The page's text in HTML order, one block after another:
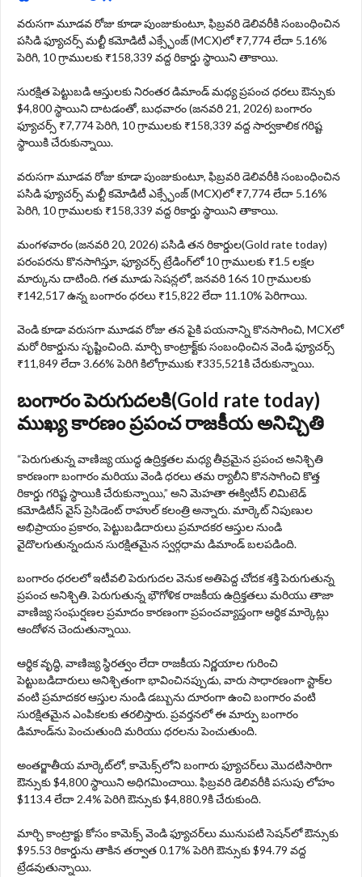
వరుసగా మూడవ రోజు కూడా పుంజుకుంటూ, ఫిబ్రవరి డెలివరీకి సంబంధించిన
పసిడి ఫ్యూచర్స్ మల్టీ కమోడిటీ ఎక్స్ఛేంజ్ (MCX)లో ₹7,774 లేదా 5.16%
పెరిగి, 10 గ్రాములకు ₹158,339 వద్ద రికార్డు స్థాయిని తాకాయి.
సురక్షిత పెట్టుబడి ఆస్తులకు నిరంతర డిమాండ్ మధ్య ప్రపంచ ధరలు ఔన్సుకు
$4,800 స్థాయిని దాటడంతో, బుధవారం (జనవరి 21, 2026) బంగారం
ఫ్యూచర్స్ ₹7,774 పెరిగి, 10 గ్రాములకు ₹158,339 వద్ద సార్వకాలిక గరిష్ట
స్థాయికి చేరుకున్నాయి.
వరుసగా మూడవ రోజు కూడా పుంజుకుంటూ, ఫిబ్రవరి డెలివరీకి సంబంధించిన
పసిడి ఫ్యూచర్స్ మల్టీ కమోడిటీ ఎక్స్ఛేంజ్ (MCX)లో ₹7,774 లేదా 5.16%
పెరిగి, 10 గ్రాములకు ₹158,339 వద్ద రికార్డు స్థాయిని తాకాయి.
మంగళవారం (జనవరి 20, 2026) పసిడి తన రికార్డుల(Gold rate today)
పరంపరను కొనసాగిస్తూ, ఫ్యూచర్స్ ట్రేడింగ్‌లో 10 గ్రాములకు ₹1.5 లక్షల
మార్కును దాటింది. గత మూడు సెషన్లలో, జనవరి 16న 10 గ్రాములకు
₹142,517 ఉన్న బంగారం ధరలు ₹15,822 లేదా 11.10% పెరిగాయి.
వెండి కూడా వరుసగా మూడవ రోజు తన పైకి పయనాన్ని కొనసాగించి, MCXలో
మరో రికార్డును సృష్టించింది. మార్చి కాంట్రాక్ట్‌కు సంబంధించిన వెండి ఫ్యూచర్స్
₹11,849 లేదా 3.66% పెరిగి కిలోగ్రాముకు ₹335,521కి చేరుకున్నాయి.
బంగారం పెరుగుదలకి(Gold rate today)
ముఖ్య కారణం ప్రపంచ రాజకీయ అనిచ్చితి
“పెరుగుతున్న వాణిజ్య యుద్ధ ఉద్రిక్తతల మధ్య తీవ్రమైన ప్రపంచ అనిశ్చితి
కారణంగా బంగారం మరియు వెండి ధరలు తమ ర్యాలీని కొనసాగించి కొత్త
రికార్డు గరిష్ట స్థాయికి చేరుకున్నాయి,” అని మెహతా ఈక్విటీస్ లిమిటెడ్
కమోడిటీస్ వైస్ ప్రెసిడెంట్ రాహుల్ కలంత్రి అన్నారు. మార్కెట్ నిపుణుల
అభిప్రాయం ప్రకారం, పెట్టుబడిదారులు ప్రమాదకర ఆస్తుల నుండి
వైదొలగుతున్నందున సురక్షితమైన స్వర్గధామ డిమాండ్ బలపడింది.
బంగారం ధరలలో ఇటీవలి పెరుగుదల వెనుక అతిపెద్ద చోదక శక్తి పెరుగుతున్న
ప్రపంచ అనిశ్చితి. పెరుగుతున్న భౌగోళిక రాజకీయ ఉద్రిక్తతలు మరియు తాజా
వాణిజ్య సంఘర్షణల ప్రమాదం కారణంగా ప్రపంచవ్యాప్తంగా ఆర్థిక మార్కెట్లు
ఆందోళన చెందుతున్నాయి.
ఆర్థిక వృద్ధి, వాణిజ్య స్థిరత్వం లేదా రాజకీయ నిర్ణయాల గురించి
పెట్టుబడిదారులు అనిశ్చితంగా భావించినప్పుడు, వారు సాధారణంగా స్టాక్‌ల
వంటి ప్రమాదకర ఆస్తుల నుండి డబ్బును దూరంగా ఉంచి బంగారం వంటి
సురక్షితమైన ఎంపికలకు తరలిస్తారు. ప్రవర్తనలో ఈ మార్పు బంగారం
డిమాండ్‌ను పెంచుతుంది మరియు ధరలను పెంచుతుంది.
అంతర్జాతీయ మార్కెట్‌లో, కామెక్స్‌లోని బంగారు ఫ్యూచర్‌లు మొదటిసారిగా
ఔన్సుకు $4,800 స్థాయిని అధిగమించాయి. ఫిబ్రవరి డెలివరీకి పసుపు లోహం
$113.4 లేదా 2.4% పెరిగి ఔన్సుకు $4,880.9కి చేరుకుంది.
మార్చి కాంట్రాక్టు కోసం కామెక్స్ వెండి ఫ్యూచర్‌లు మునుపటి సెషన్‌లో ఔన్సుకు
$95.53 రికార్డును తాకిన తర్వాత 0.17% పెరిగి ఔన్సుకు $94.79 వద్ద
ట్రేడవుతున్నాయి.